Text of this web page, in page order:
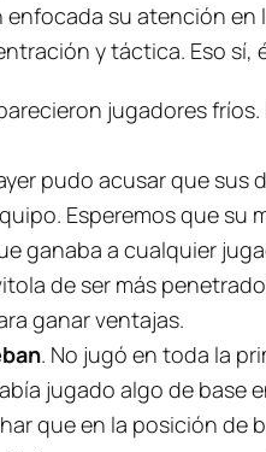
enfocada su atención
y táctica. Eso sí,
jugadores
pudo acusar que sus
Esperemos que
ganaba a cualquier
de ser más
ganar ventajas.
. No jugó en toda la
jugado algo de base
que en la posición de